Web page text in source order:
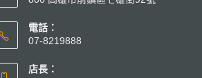
電話：
07-8219888
店長：